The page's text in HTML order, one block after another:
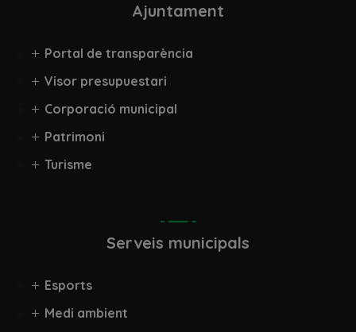
Ajuntament
Portal de transparència
Visor presupuestari
Corporació municipal
Patrimoni
Turisme
Serveis municipals
Esports
Medi ambient